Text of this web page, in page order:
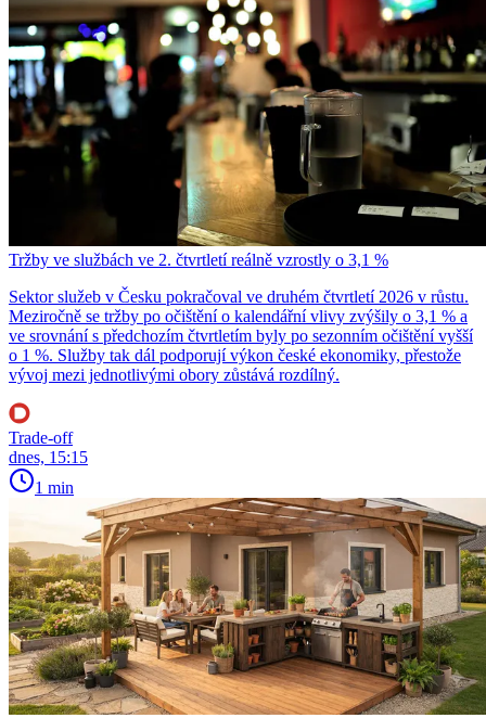
Tržby ve službách ve 2. čtvrtletí reálně vzrostly o 3,1 %
Sektor služeb v Česku pokračoval ve druhém čtvrtletí 2026 v růstu.
Meziročně se tržby po očištění o kalendářní vlivy zvýšily o 3,1 % a
ve srovnání s předchozím čtvrtletím byly po sezonním očištění vyšší
o 1 %. Služby tak dál podporují výkon české ekonomiky, přestože
vývoj mezi jednotlivými obory zůstává rozdílný.
Trade-off
dnes, 15:15
1 min